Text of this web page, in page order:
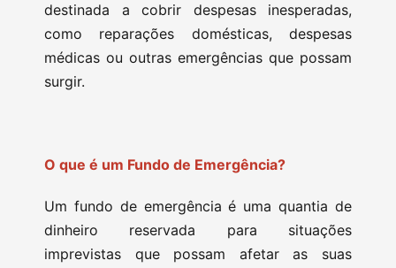
destinada a cobrir despesas inesperadas,
como reparações domésticas, despesas
médicas ou outras emergências que possam
surgir.
O que é um Fundo de Emergência?
Um fundo de emergência é uma quantia de
dinheiro reservada para situações
imprevistas que possam afetar as suas